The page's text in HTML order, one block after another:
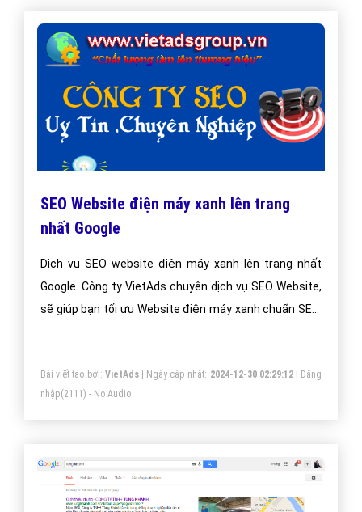
SEO Website điện máy xanh lên trang
nhất Google
Dịch vụ SEO website điện máy xanh lên trang nhất
Google. Công ty VietAds chuyên dịch vụ SEO Website,
sẽ giúp bạn tối ưu Website điện máy xanh chuẩn SEO,
Bài viết tạo bởi: VietAds| Ngày cập nhật: 2024-12-30 02:29:12|Đăng
nhập(2111) - No Audio